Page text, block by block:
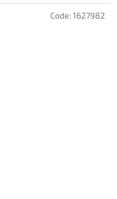
Code:1627982